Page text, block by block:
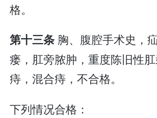
格。
第十三条 胸、腹腔手术史，
瘘，肛旁脓肿，重度陈旧性
痔，混合痔，不合格。
下列情况合格：